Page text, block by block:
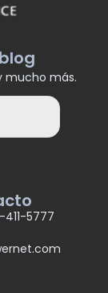
mucho más.
5777